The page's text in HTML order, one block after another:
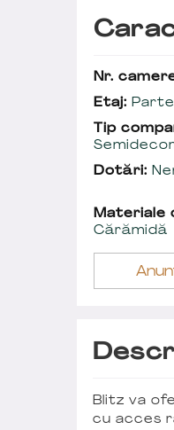
Nr.
Etaj:
Tip
Dotări:
Materiale
Cărămidă
Blitz va
cu acces